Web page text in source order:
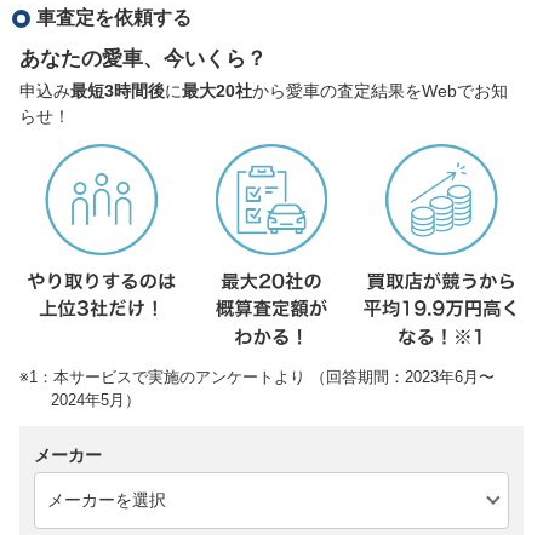
車査定を依頼する
あなたの愛車、今いくら？
申込み最短3時間後に最大20社から愛車の査定結果をWebでお知
らせ！
※1：本サービスで実施のアンケートより （回答期間：2023年6月〜
2024年5月）
メーカー